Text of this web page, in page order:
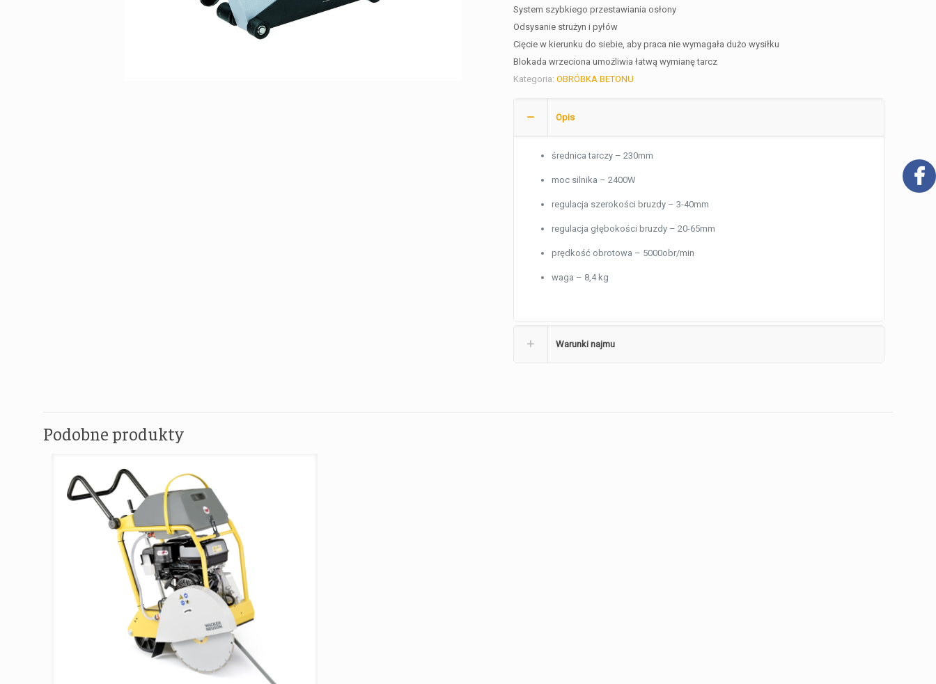
System szybkiego przestawiania osłony
Odsysanie strużyn i pyłów
Cięcie w kierunku do siebie, aby praca nie wymagała dużo wysiłku
Blokada wrzeciona umożliwia łatwą wymianę tarcz
Kategoria: OBRÓBKA BETONU
Opis
średnica tarczy – 230mm
moc silnika – 2400W
regulacja szerokości bruzdy – 3-40mm
regulacja głębokości bruzdy – 20-65mm
prędkość obrotowa – 5000obr/min
waga – 8,4 kg
Warunki najmu
Podobne produkty